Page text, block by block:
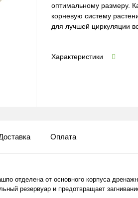
оптимальному размеру.
корневую систему
для лучшей циркуляции
Характеристики
Оплата
отделена от основного корпуса
резервуар и предотвращает